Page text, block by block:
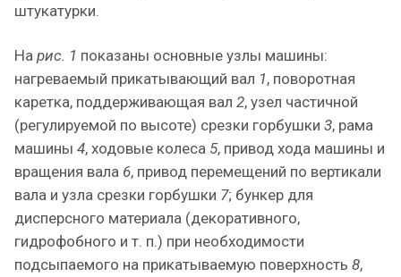
штукатурки.
На рис. 1 показаны основные узлы машины:
нагреваемый прикатывающий вал 1, поворотная
каретка, поддерживающая вал 2, узел частичной
(регулируемой по высоте) срезки горбушки 3, рама
машины 4, ходовые колеса 5, привод хода машины и
вращения вала 6, привод перемещений по вертикали
вала и узла срезки горбушки 7; бункер для
дисперсного материала (декоративного,
гидрофобного и т. п.) при необходимости
подсыпаемого на прикатываемую поверхность 8,